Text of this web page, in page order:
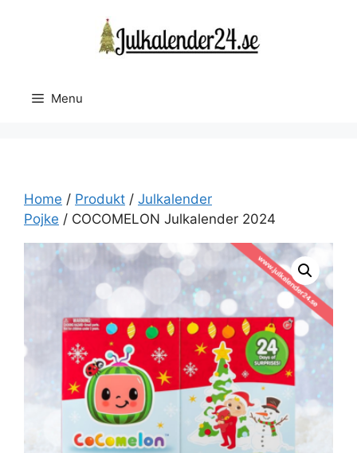
Menu
Home / Produkt / Julkalender
Pojke / COCOMELON Julkalender 2024